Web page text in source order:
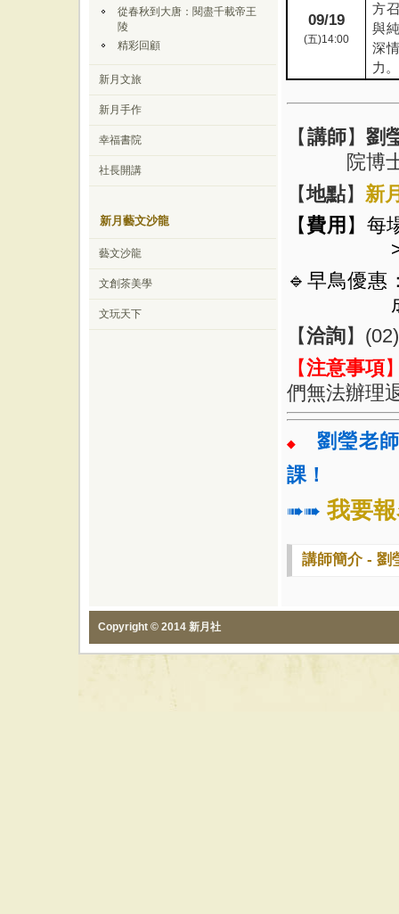
從春秋到大唐：閱盡千載帝王
陵
精彩回顧
新月文旅
新月手作
幸福書院
社長開講
新月藝文沙龍
藝文沙龍
文創茶美學
文玩天下
09/19
(五)14:00
方
與
深
力。
【講師】 劉
院博
【地點】 新
【費用 】每
🔹早鳥優惠
【洽詢】
【注意事項
們無法辦理
◆
劉瑩老
課！
➠➠ 我要
講師簡介 - 劉
Copyright © 2014 新月社